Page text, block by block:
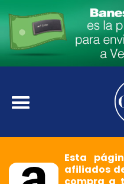
Esta
afiliados